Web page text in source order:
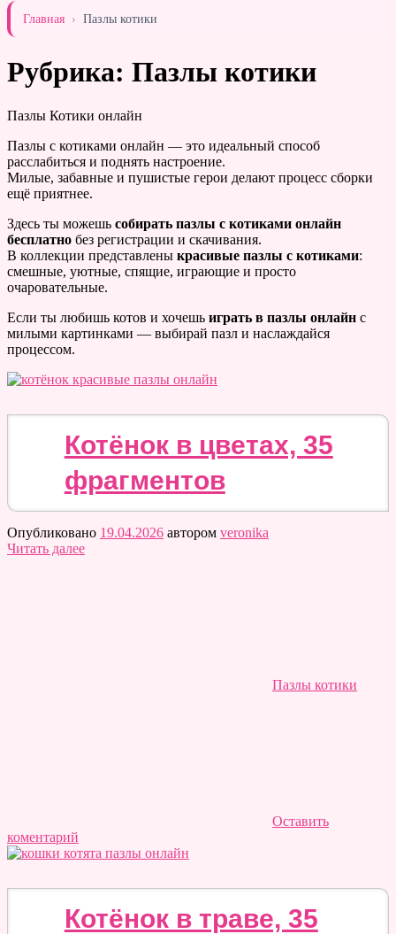
Главная › Пазлы котики
Рубрика: Пазлы котики
Пазлы Котики онлайн
Пазлы с котиками онлайн — это идеальный способ
расслабиться и поднять настроение.
Милые, забавные и пушистые герои делают процесс сборки
ещё приятнее.
Здесь ты можешь собирать пазлы с котиками онлайн
бесплатно без регистрации и скачивания.
В коллекции представлены красивые пазлы с котиками:
смешные, уютные, спящие, играющие и просто
очаровательные.
Если ты любишь котов и хочешь играть в пазлы онлайн с
милыми картинками — выбирай пазл и наслаждайся
процессом.
Котёнок в цветах, 35
фрагментов
Опубликовано 19.04.2026 автором veronika
Читать далее
Пазлы котики
Оставить
коментарий
Котёнок в траве, 35